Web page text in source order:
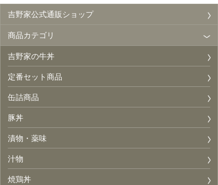
吉野家公式通販ショップ
商品カテゴリ
吉野家の牛丼
定番セット商品
缶詰商品
豚丼
漬物・薬味
汁物
焼鶏丼